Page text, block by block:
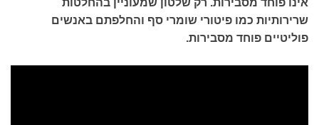
אינו פוחד מסבירות. רק שלטון שמעוניין בהחלטות
שרירותיות כמו פיטורי שומרי סף והחלפתם באנשים
פוליטיים פוחד מסבירות.